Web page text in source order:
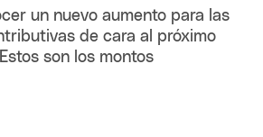
un nuevo aumento para las
de cara al próximo
son los montos